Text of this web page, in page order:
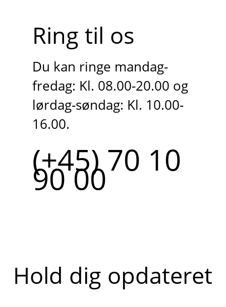
Ring til os
Du kan ringe mandag-
fredag: Kl. 08.00-20.00 og
lørdag-søndag: Kl. 10.00-
16.00.
(+45) 70 10
90 00
Hold dig opdateret